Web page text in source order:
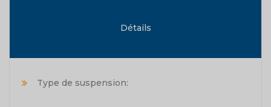
Détails
Type de suspension: